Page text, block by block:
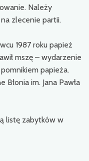
Należy
zlecenie partii.
1987 roku papież
mszę – wydarzenie
papieża.
im. Jana Pawła
listę zabytków w